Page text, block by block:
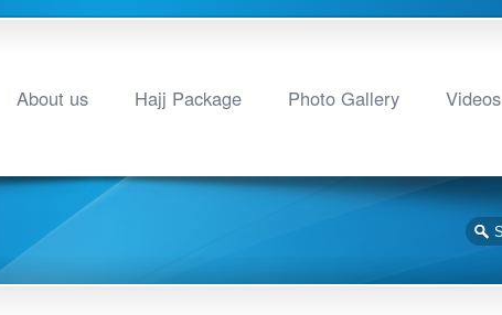
About us Hajj Package Photo Gallery Videos